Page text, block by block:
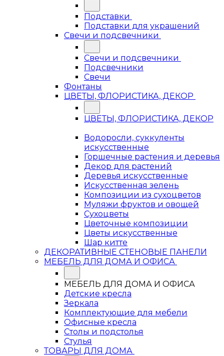
Подставки
Подставки для украшений
Свечи и подсвечники
Свечи и подсвечники
Подсвечники
Свечи
Фонтаны
ЦВЕТЫ, ФЛОРИСТИКА, ДЕКОР
ЦВЕТЫ, ФЛОРИСТИКА, ДЕКОР
Водоросли, суккуленты
искусственные
Горшечные растения и деревья
Декор для растений
Деревья искусственные
Искусственная зелень
Композиции из сухоцветов
Муляжи фруктов и овощей
Сухоцветы
Цветочные композиции
Цветы искусственные
Шар китте
ДЕКОРАТИВНЫЕ СТЕНОВЫЕ ПАНЕЛИ
МЕБЕЛЬ ДЛЯ ДОМА И ОФИСА
МЕБЕЛЬ ДЛЯ ДОМА И ОФИСА
Детские кресла
Зеркала
Комплектующие для мебели
Офисные кресла
Столы и подстолья
Стулья
ТОВАРЫ ДЛЯ ДОМА